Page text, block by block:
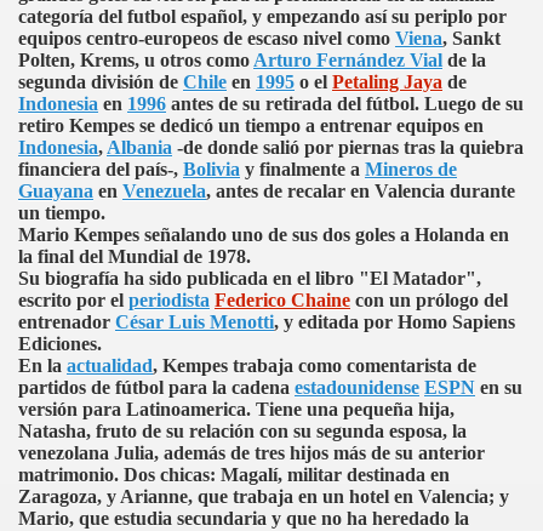
categoría del futbol español, y empezando así su periplo por
equipos centro-europeos de escaso nivel como Viena, Sankt
Polten, Krems, u otros como Arturo Fernández Vial de la
segunda división de Chile en 1995 o el Petaling Jaya de
Indonesia en 1996 antes de su retirada del fútbol. Luego de su
retiro Kempes se dedicó un tiempo a entrenar equipos en
Indonesia, Albania -de donde salió por piernas tras la quiebra
financiera del país-, Bolivia y finalmente a Mineros de
Guayana en Venezuela, antes de recalar en Valencia durante
un tiempo.
Mario Kempes señalando uno de sus dos goles a Holanda en
la final del Mundial de 1978.
Su biografía ha sido publicada en el libro "El Matador",
escrito por el periodista Federico Chaine con un prólogo del
entrenador César Luis Menotti, y editada por Homo Sapiens
Ediciones.
En la actualidad, Kempes trabaja como comentarista de
partidos de fútbol para la cadena estadounidense ESPN en su
versión para Latinoamerica. Tiene una pequeña hija,
Natasha, fruto de su relación con su segunda esposa, la
venezolana Julia, además de tres hijos más de su anterior
matrimonio. Dos chicas: Magalí, militar destinada en
Zaragoza, y Arianne, que trabaja en un hotel en Valencia; y
Mario, que estudia secundaria y que no ha heredado la